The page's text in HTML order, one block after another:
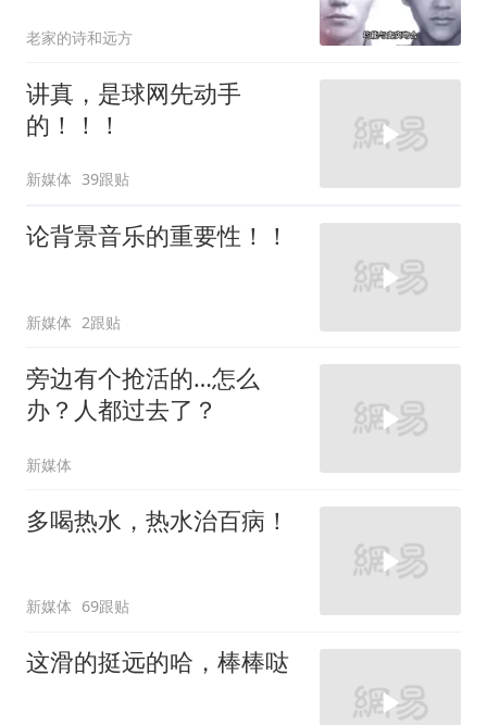
老家的诗和远方
讲真，是球网先动手
的！！！
新媒体 39跟贴
论背景音乐的重要性！！
新媒体 2跟贴
旁边有个抢活的…怎么
办？人都过去了？
新媒体
多喝热水，热水治百病！
新媒体 69跟贴
这滑的挺远的哈，棒棒哒